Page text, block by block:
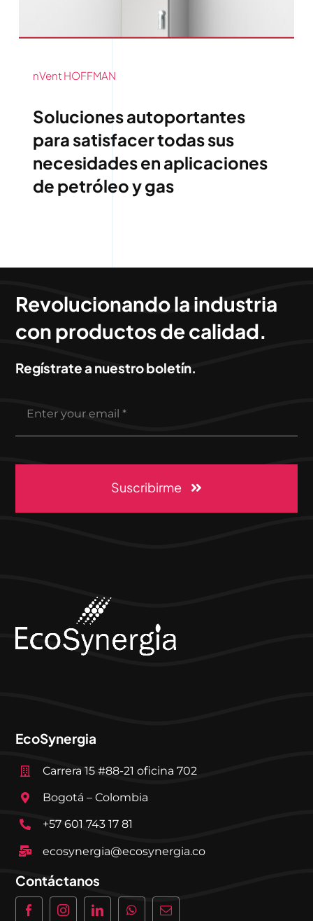
nVent HOFFMAN
Soluciones autoportantes
para satisfacer todas sus
necesidades en aplicaciones
de petróleo y gas
Revolucionando la industria
con productos de calidad.
Regístrate a nuestro boletín.
Suscribirme
EcoSynergia
Carrera 15 #88-21 oficina 702
Bogotá – Colombia
+57 601 743 17 81
ecosynergia@ecosynergia.co
Contáctanos